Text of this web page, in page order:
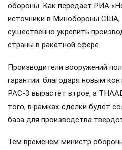
обороны. Как передает РИА
источники в Минобороны США,
существенно укрепить
страны в ракетной сфере.
Производители вооружений
гарантии: благодаря новым
PAC-3 вырастет втрое, а
того, в рамках сделки будет
база для производства
Тем временем министр